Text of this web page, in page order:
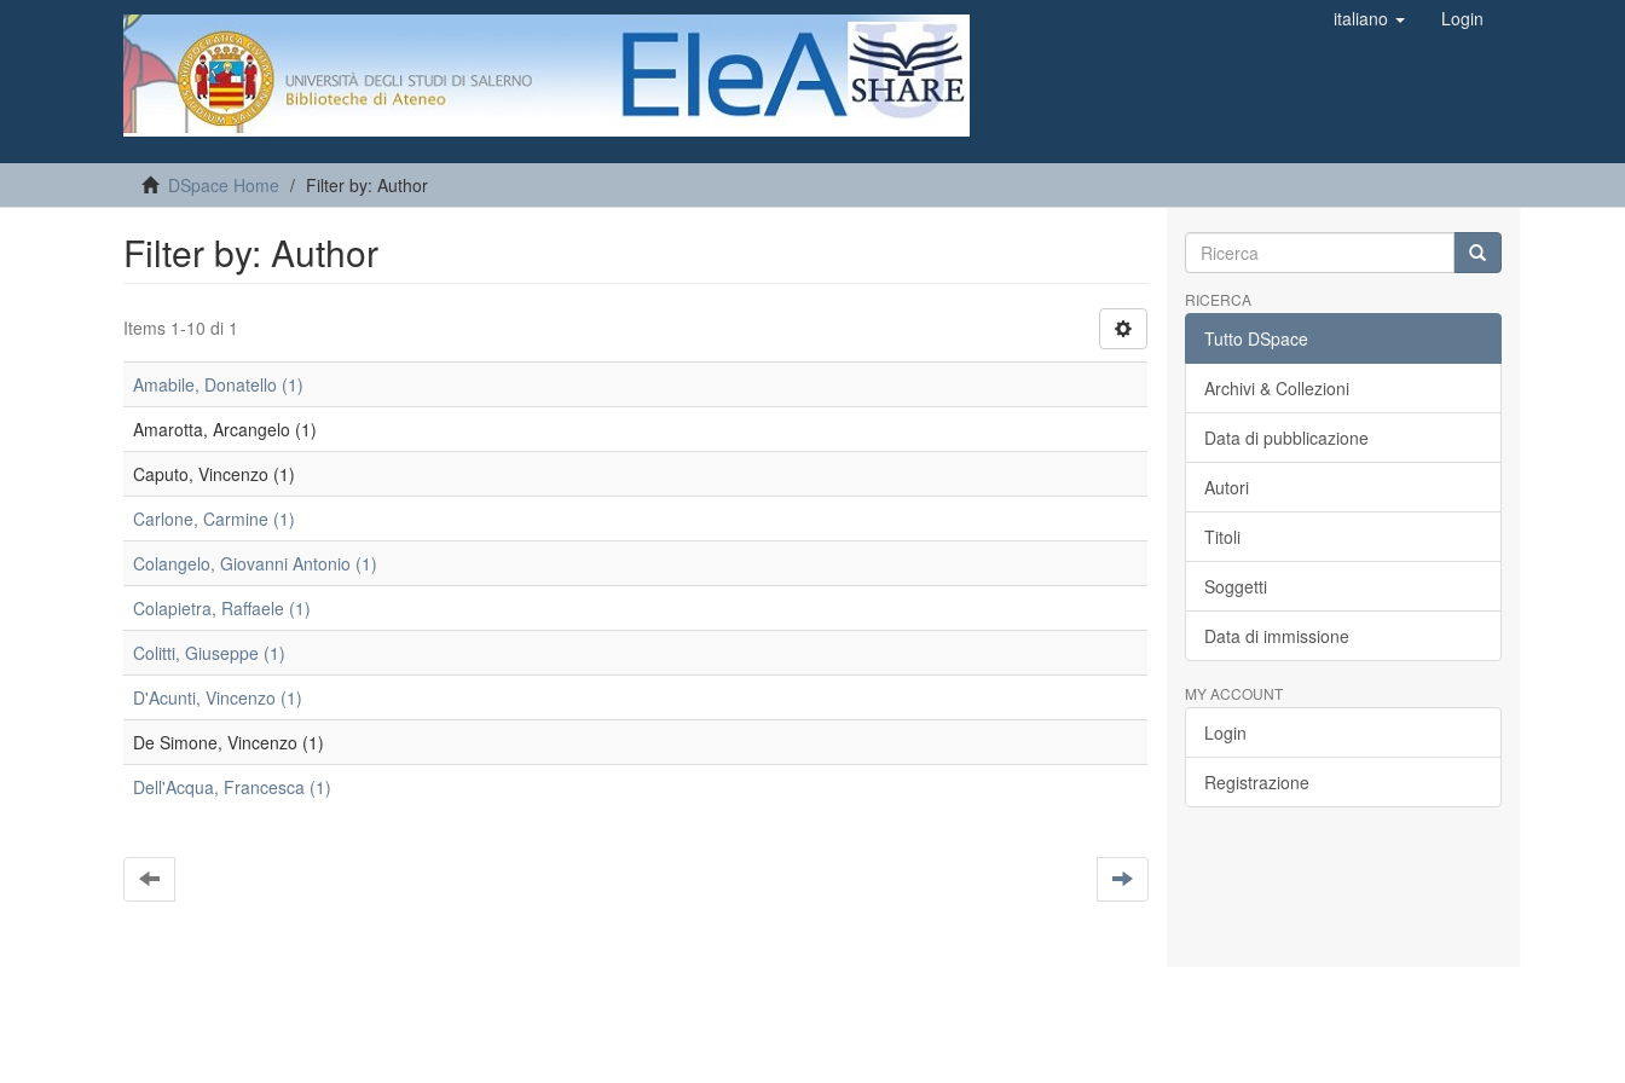
italiano Login
DSpace Home Filter by: Author
Filter by: Author
Items 1-10 di 1
Amabile, Donatello (1)
Amarotta, Arcangelo (1)
Caputo, Vincenzo (1)
Carlone, Carmine (1)
Colangelo, Giovanni Antonio (1)
Colapietra, Raffaele (1)
Colitti, Giuseppe (1)
D'Acunti, Vincenzo (1)
De Simone, Vincenzo (1)
Dell'Acqua, Francesca (1)
RICERCA
Tutto DSpace
Archivi & Collezioni
Data di pubblicazione
Autori
Titoli
Soggetti
Data di immissione
MY ACCOUNT
Login
Registrazione